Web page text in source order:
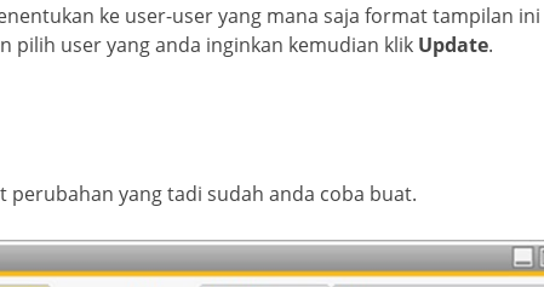
ke user-user yang mana saja format tampilan
pilih user yang anda inginkan kemudian klik Update.
yang tadi sudah anda coba buat.